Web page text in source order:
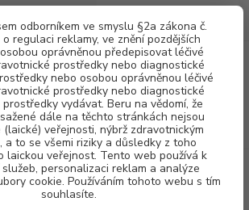
odborníkem ve smyslu §2a zákona č.
regulaci reklamy, ve znění pozdějších
oprávněnou předepisovat léčivé
prostředky nebo diagnostické
nebo osobou oprávněnou léčivé
prostředky nebo diagnostické
vydávat. Beru na vědomí, že
dále na těchto stránkách nejsou
(laické) veřejnosti, nýbrž zdravotnickým
a to se všemi riziky a důsledky z toho
laickou veřejnost. Tento web používá k
personalizaci reklam a analýze
cookie. Používáním tohoto webu s tím
souhlasíte.
Menu
CZK
Hledat
za0,00 Kč
VYBAVENÍ
EKOM mobilní odsávačka ASPINA DO